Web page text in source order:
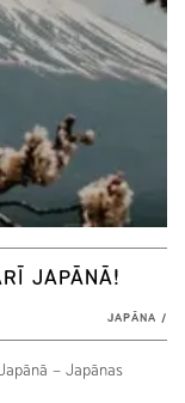
JAPĀNĀ!
JAPĀNA /
– Japānas